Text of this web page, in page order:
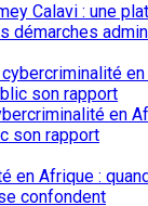
Calavi : une
démarches
en
son rapport